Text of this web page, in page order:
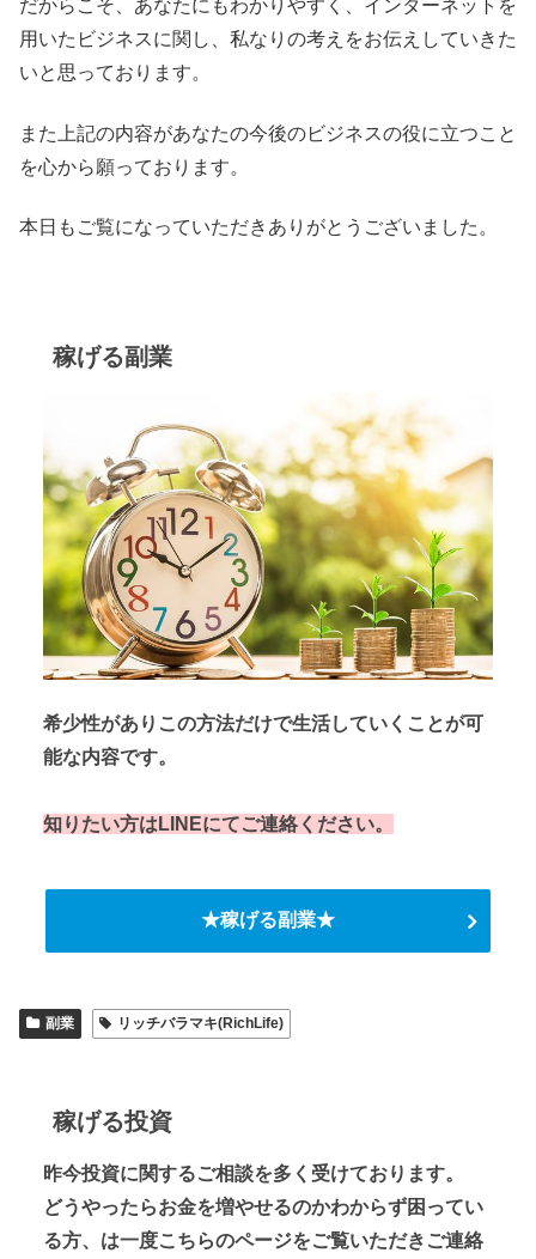
だからこそ、あなたにもわかりやすく、インターネットを
用いたビジネスに関し、私なりの考えをお伝えしていきた
いと思っております。
また上記の内容があなたの今後のビジネスの役に立つこと
を心から願っております。
本日もご覧になっていただきありがとうございました。
稼げる副業
希少性がありこの方法だけで生活していくことが可
能な内容です。
知りたい方はLINEにてご連絡ください。
★稼げる副業★
副業 リッチバラマキ(RichLife)
稼げる投資
昨今投資に関するご相談を多く受けております。
どうやったらお金を増やせるのかわからず困ってい
る方、は一度こちらのページをご覧いただきご連絡